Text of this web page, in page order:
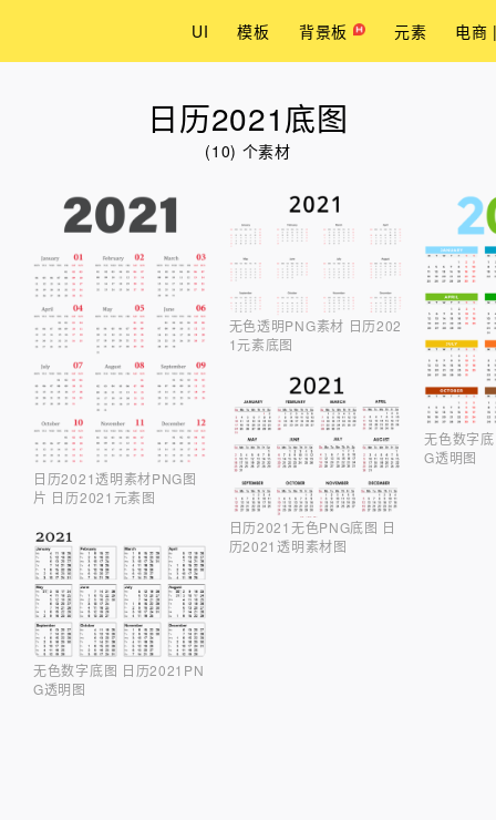
UI 模板 背景板 元素 电商
日历2021底图
(10) 个素材
日历2021透明素材PNG图
片 日历2021元素图
无色数字底图 日历2021PN
G透明图
无色透明PNG素材 日历202
1元素底图
日历2021无色PNG底图 日
历2021透明素材图
无色数字
G透明图